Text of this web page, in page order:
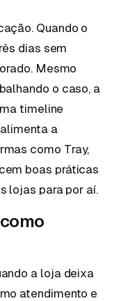
Quando o
dias sem
Mesmo
o caso, a
timeline
a
como Tray,
boas práticas
lojas para por aí.
a loja deixa
atendimento e